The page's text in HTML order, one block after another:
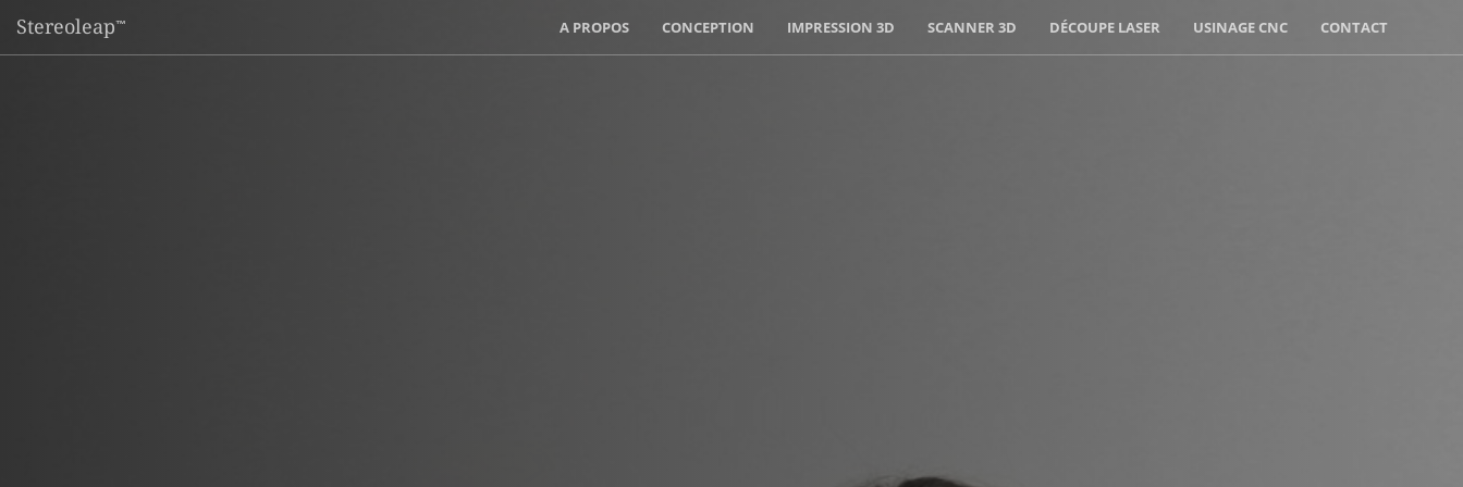
Stereoleap™ A PROPOS CONCEPTION IMPRESSION 3D SCANNER 3D DÉCOUPE LASER USINAGE CNC CONTACT